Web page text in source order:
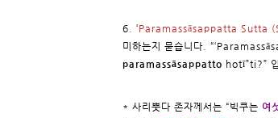
6. ‘Paramassāsappatta Sutta
미하는지 묻습니다.
paramassāsappatto hotī”ti?”
* 사리뿟다 존자께서는 “빅쿠는 여